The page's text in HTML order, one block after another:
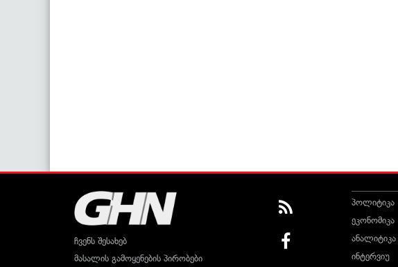
ჩვენს შესახებ
მასალის გამოყენების პირობები
პოლიტიკა
ეკონომიკა
ანალიტიკა
ინტერვიუ